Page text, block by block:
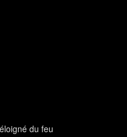
du feu